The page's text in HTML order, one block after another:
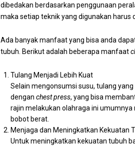
dibedakan berdasarkan penggunaan
maka setiap teknik yang digunakan harus
Ada banyak manfaat yang bisa anda
tubuh. Berikut adalah beberapa manfaat
Tulang Menjadi Lebih Kuat
Selain mengonsumsi susu, tulang
dengan chest press, yang bisa
rajin melakukan olahraga ini
bobot berat.
Menjaga dan Meningkatkan Kekuatan
Untuk meningkatkan kekuatan tubuh